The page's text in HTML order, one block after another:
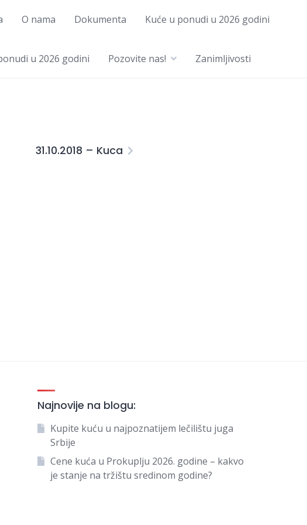
O nama Dokumenta Kuće u ponudi u 2026 godini
u 2026 godini Pozovite nas! Zanimljivosti
31.10.2018 – Kuca
Najnovije na blogu:
Kupite kuću u najpoznatijem lečilištu juga
Srbije
Cene kuća u Prokuplju 2026. godine – kakvo
je stanje na tržištu sredinom godine?